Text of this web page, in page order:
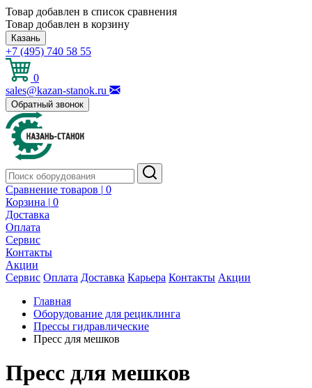
Товар добавлен в список сравнения
Товар добавлен в корзину
Казань
+7 (495) 740 58 55
0
sales@kazan-stanok.ru
Обратный звонок
Сравнение товаров | 0
Корзина | 0
Доставка
Оплата
Сервис
Контакты
Акции
Сервис Оплата Доставка Карьера Контакты Акции
Главная
Оборудование для рециклинга
Прессы гидравлические
Пресс для мешков
Пресс для мешков